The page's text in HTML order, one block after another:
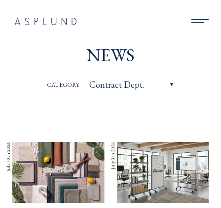
CONTACT
NEWS
CATEGORY
July 30th 2026 July 3th 2026